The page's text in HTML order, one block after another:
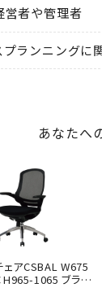
営者や管理者
ランニングに
あなたへ
ェアCSBAL W675
1065 ブラッ